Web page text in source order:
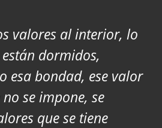
valores al interior, lo
dormidos,
esa bondad, ese valor
se impone, se
que se tiene